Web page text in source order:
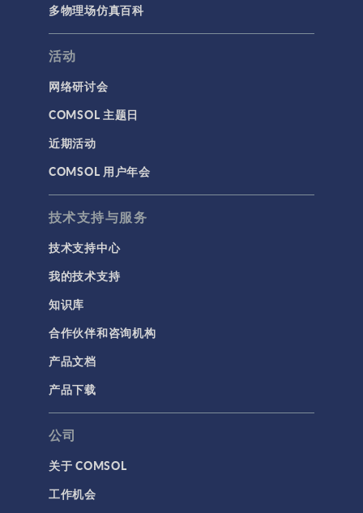
多物理场仿真百科
活动
网络研讨会
COMSOL 主题日
近期活动
COMSOL 用户年会
技术支持与服务
技术支持中心
我的技术支持
知识库
合作伙伴和咨询机构
产品文档
产品下载
公司
关于 COMSOL
工作机会